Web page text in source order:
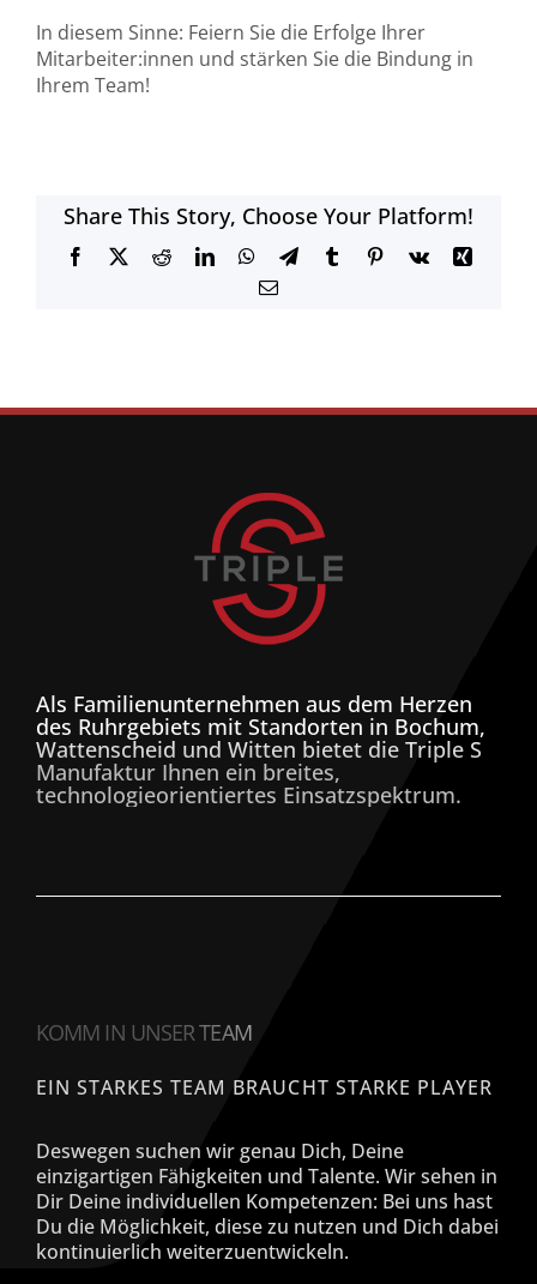
In diesem Sinne: Feiern Sie die Erfolge Ihrer
Mitarbeiter:innen und stärken Sie die Bindung in
Ihrem Team!
Share This Story, Choose Your Platform!
Facebook
X RedditLinkedInWhatsApp
TelegramTumblrPinterest
Vk
Xing
E-
Als Familienunternehmen aus dem Herzen
des Ruhrgebiets mit Standorten in Bochum,
Wattenscheid und Witten bietet die Triple S
Manufaktur Ihnen ein breites,
technologieorientiertes Einsatzspektrum.
KOMM IN UNSER TEAM
EIN STARKES TEAM BRAUCHT STARKE PLAYER
Deswegen suchen wir genau Dich, Deine
einzigartigen Fähigkeiten und Talente. Wir sehen in
Dir Deine individuellen Kompetenzen: Bei uns hast
Du die Möglichkeit, diese zu nutzen und Dich dabei
kontinuierlich weiterzuentwickeln.